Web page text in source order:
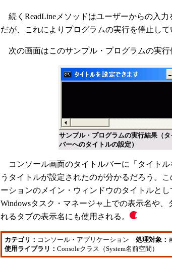
続くReadLineメソッドはユーザーからの入
だが、これによりプログラムの実行を停止して
次の画面はこのサンプル・プログラムの実行
サンプル・プログラムの実行結果（タ
バーへのタイトルの設定）
コンソール画面のタイトルバーに「タイトル
うタイトルが設定されたのが分かるだろう。
ーションのメイン・ウィンドウのタイトルとし
Windowsタスク・マネージャ上での表示名や、
れるタブの表示名にも使用される。
カテゴリ： コンソール・アプリケーション 処理対象：
使用ライブラリ： Consoleクラス（System名前空間）